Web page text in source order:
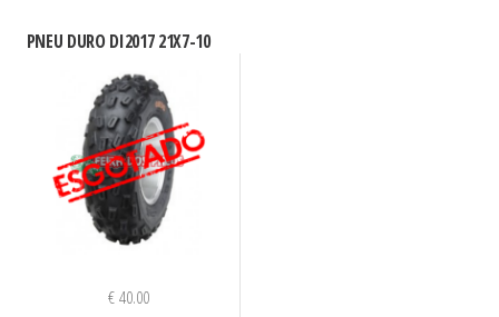
PNEU DURO DI2017 21X7-10
€40.00